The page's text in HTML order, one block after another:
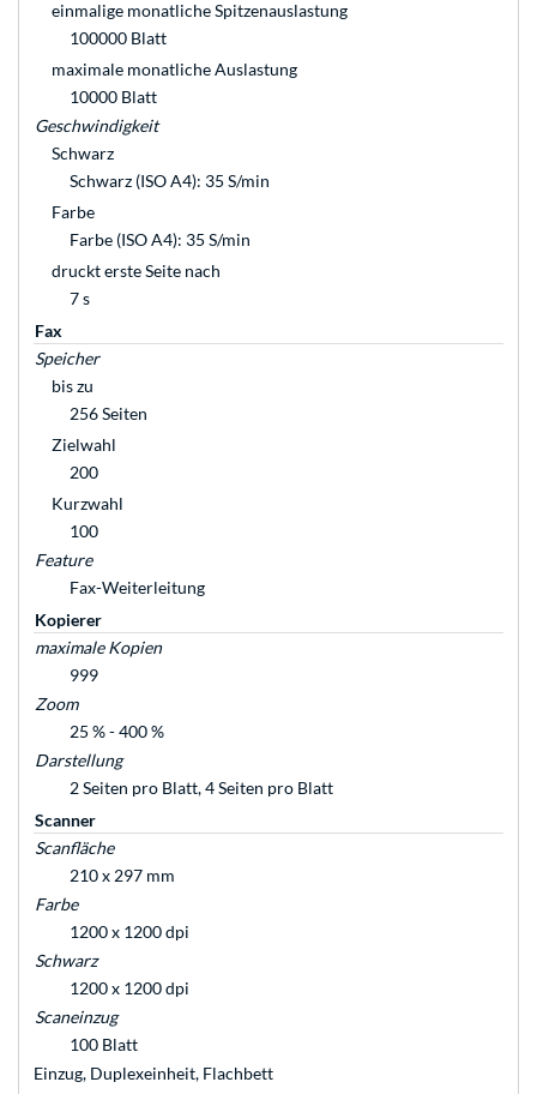
einmalige monatliche Spitzenauslastung
100000 Blatt
maximale monatliche Auslastung
10000 Blatt
Geschwindigkeit
Schwarz
Schwarz (ISO A4): 35 S/min
Farbe
Farbe (ISO A4): 35 S/min
druckt erste Seite nach
7 s
Fax
Speicher
bis zu
256 Seiten
Zielwahl
200
Kurzwahl
100
Feature
Fax-Weiterleitung
Kopierer
maximale Kopien
999
Zoom
25 % - 400 %
Darstellung
2 Seiten pro Blatt, 4 Seiten pro Blatt
Scanner
Scanfläche
210 x 297 mm
Farbe
1200 x 1200 dpi
Schwarz
1200 x 1200 dpi
Scaneinzug
100 Blatt
Einzug, Duplexeinheit, Flachbett